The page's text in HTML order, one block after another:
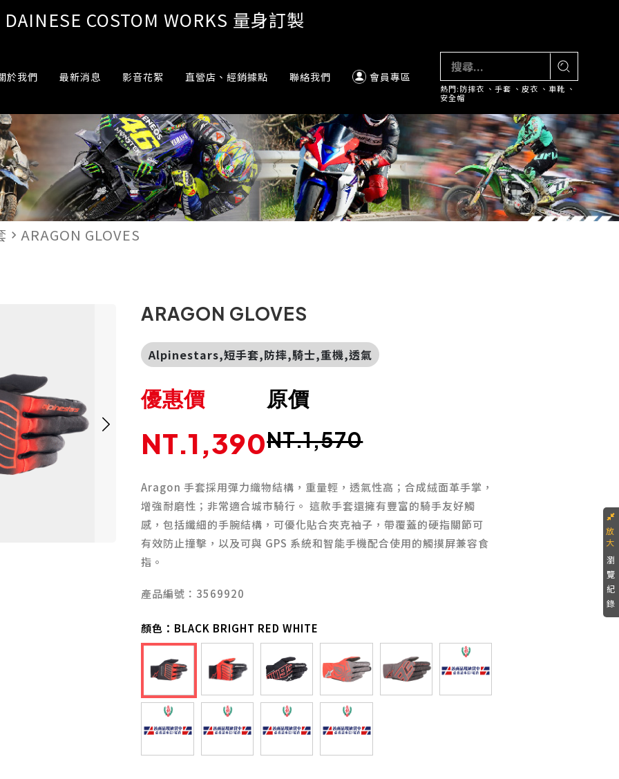
DAINESE COSTOM WORKS 量身訂製
於我們 最新消息 影音花絮 直營店、經銷據點 聯絡我們 會員專區
熱門:防摔衣 、手套 、 皮衣 、車靴 、
安全帽
navigate_next ARAGON GLOVES
ARAGON GLOVES
Alpinestars,短手套,防摔,騎士,重機,透氣
原價
NT.1,570
優惠價
NT.1,390
Aragon 手套採用彈力織物結構，重量輕，透氣性高；合成絨面革手掌，
增強耐磨性；非常適合城市騎行。 這款手套還擁有豐富的騎手友好觸
感，包括纖細的手腕結構，可優化貼合夾克袖子，帶覆蓋的硬指關節可
有效防止撞擊，以及可與 GPS 系統和智能手機配合使用的觸摸屏兼容食
指。
產品編號：3569920
顏色： BLACK BRIGHT RED WHITE
瀏
覽
紀
錄